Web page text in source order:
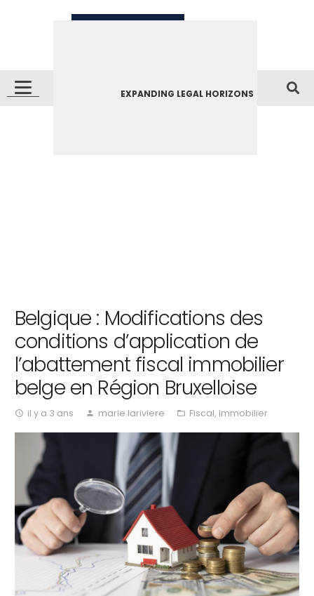
EXPANDING LEGAL HORIZONS
Belgique : Modifications des
conditions d’application de
l’abattement fiscal immobilier
belge en Région Bruxelloise
access_time il y a 3 ans person marie.lariviere folder_open Fiscal, Immobilier